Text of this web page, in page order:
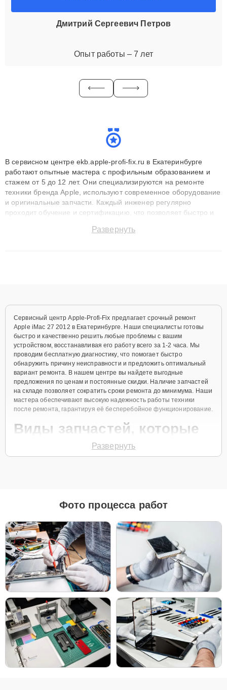
Дмитрий Сергеевич Петров
Опыт работы – 7 лет
В сервисном центре ekb.apple-profi-fix.ru в Екатеринбурге
работают опытные мастера с профильным образованием и
стажем от 5 до 12 лет. Они специализируются на ремонте
техники бренда Apple, используют современное оборудование
и оригинальные запчасти. Каждый инженер регулярно
проходит обучение и сертификацию, что позволяет быстро и
сохранением гарантии до 3 лет. Наши мастера решают
Развернуть
Сервисный центр Apple-Profi-Fix предлагает срочный ремонт
Apple iMac 27 2012 в Екатеринбурге. Наши специалисты готовы
быстро и качественно решить любые проблемы с вашим
устройством, восстанавливая его работу всего за 1-2 часа. Мы
проводим бесплатную диагностику, что помогает быстро
обнаружить причину неисправности и предложить оптимальный
вариант ремонта. В нашем центре вы найдете выгодные
предложения по ценам и постоянные скидки. Наличие запчастей
на складе позволяет сократить сроки ремонта до минимума. Наши
мастера обеспечивают высокую надежность работы техники
после ремонта, гарантируя её бесперебойное функционирование.
Виды запчастей, которые
мы используем
Как выбрать подходящие запчасти:
Если ваше устройство планируется использовать
длительное время, оригинальные запчасти — это
лучший выбор для обеспечения максимальной
совместимости и надежности.
Если планируется обновление устройства в
ближайшее время, можно рассмотреть установку
качественных аналогов для экономии, сохраняя
при этом высокие стандарты надежности.
Независимо от выбора, мы уверены в качестве всех деталей —
будь то оригинальные запчасти или надежные аналоги от
проверенных производителей.
Чтобы начать ремонт, просто позвоните по телефону +7 (343)
288-39-12 или оставьте
Заявку на сайте. Наш специалист
Развернуть
Фото процесса работ